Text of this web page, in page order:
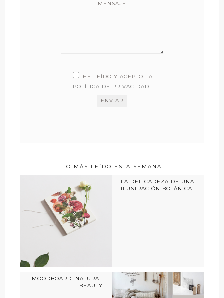
MENSAJE
HE LEÍDO Y ACEPTO LA
POLÍTICA DE PRIVACIDAD.
LO MÁS LEÍDO ESTA SEMANA
LA DELICADEZA DE UNA
ILUSTRACIÓN BOTÁNICA
MOODBOARD: NATURAL
BEAUTY